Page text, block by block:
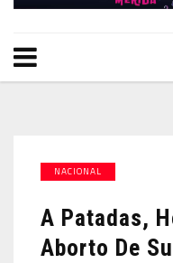
NACIONAL
A Patadas,
Aborto De